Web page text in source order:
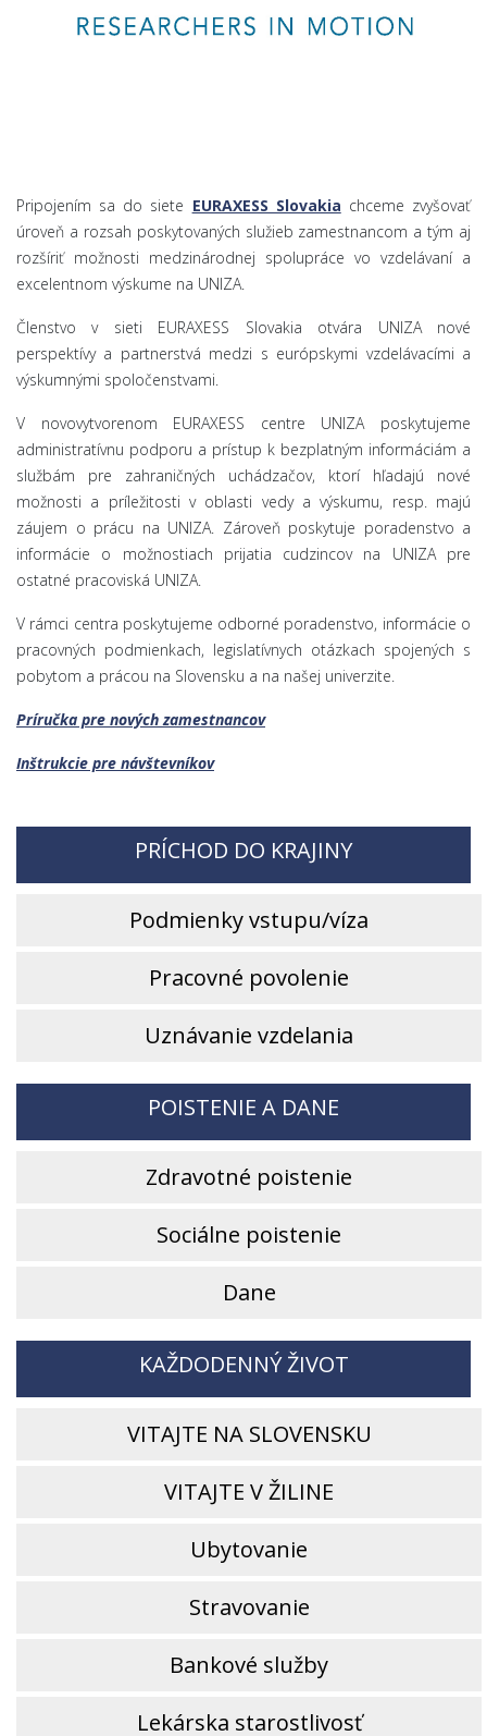
Pripojením sa do siete EURAXESS Slovakia chceme zvyšovať
úroveň a rozsah poskytovaných služieb zamestnancom a tým aj
rozšíriť možnosti medzinárodnej spolupráce vo vzdelávaní a
excelentnom výskume na UNIZA.
Členstvo v sieti EURAXESS Slovakia otvára UNIZA nové
perspektívy a partnerstvá medzi s európskymi vzdelávacími a
výskumnými spoločenstvami.
V novovytvorenom EURAXESS centre UNIZA poskytujeme
administratívnu podporu a prístup k bezplatným informáciám a
službám pre zahraničných uchádzačov, ktorí hľadajú nové
možnosti a príležitosti v oblasti vedy a výskumu, resp. majú
záujem o prácu na UNIZA. Zároveň poskytuje poradenstvo a
informácie o možnostiach prijatia cudzincov na UNIZA pre
ostatné pracoviská UNIZA.
V rámci centra poskytujeme odborné poradenstvo, informácie o
pracovných podmienkach, legislatívnych otázkach spojených s
pobytom a prácou na Slovensku a na našej univerzite.
Príručka pre nových zamestnancov
Inštrukcie pre návštevníkov
PRÍCHOD DO KRAJINY
Podmienky vstupu/víza
Pracovné povolenie
Uznávanie vzdelania
POISTENIE A DANE
Zdravotné poistenie
Sociálne poistenie
Dane
KAŽDODENNÝ ŽIVOT
VITAJTE NA SLOVENSKU
VITAJTE V ŽILINE
Ubytovanie
Stravovanie
Bankové služby
Lekárska starostlivosť